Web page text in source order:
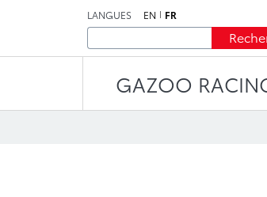
LANGUES EN FR
GAZOO